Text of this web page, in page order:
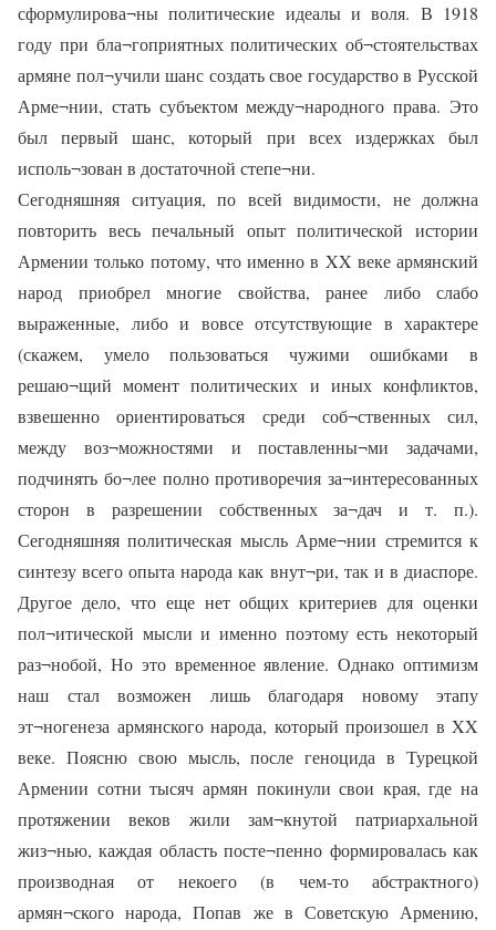
сформулирова¬ны политические идеалы и воля. В 1918
году при бла¬гоприятных политических об¬стоятельствах
армяне пол¬учили шанс создать свое государство в Русской
Арме¬нии, стать субъектом между¬народного права. Это
был первый шанс, который при всех издержках был
исполь¬зован в достаточной степе¬ни.
Сегодняшняя ситуация, по всей видимости, не должна
повторить весь печальный опыт политической истории
Армении только потому, что именно в XX веке армянский
народ приобрел многие свойства, ранее либо слабо
выраженные, либо и вовсе отсутствующие в характере
(скажем, умело пользоваться чужими ошибками в
решаю¬щий момент политических и иных конфликтов,
взвешенно ориентироваться среди соб¬ственных сил,
между воз¬можностями и поставленны¬ми задачами,
подчинять бо¬лее полно противоречия за¬интересованных
сторон в разрешении собственных за¬дач и т. п.).
Сегодняшняя политическая мысль Арме¬нии стремится к
синтезу всего опыта народа как внут¬ри, так и в диаспоре.
Другое дело, что еще нет общих критериев для оценки
пол¬итической мысли и именно поэтому есть некоторый
раз¬нобой, Но это временное явление. Однако оптимизм
наш стал возможен лишь благодаря новому этапу
эт¬ногенеза армянского народа, который произошел в XX
веке. Поясню свою мысль, после геноцида в Турецкой
Армении сотни тысяч армян покинули свои края, где на
протяжении веков жили зам¬кнутой патриархальной
жиз¬нью, каждая область посте¬пенно формировалась как
производная от некоего (в чем-то абстрактного)
армян¬ского народа, Попав же в Советскую Армению,